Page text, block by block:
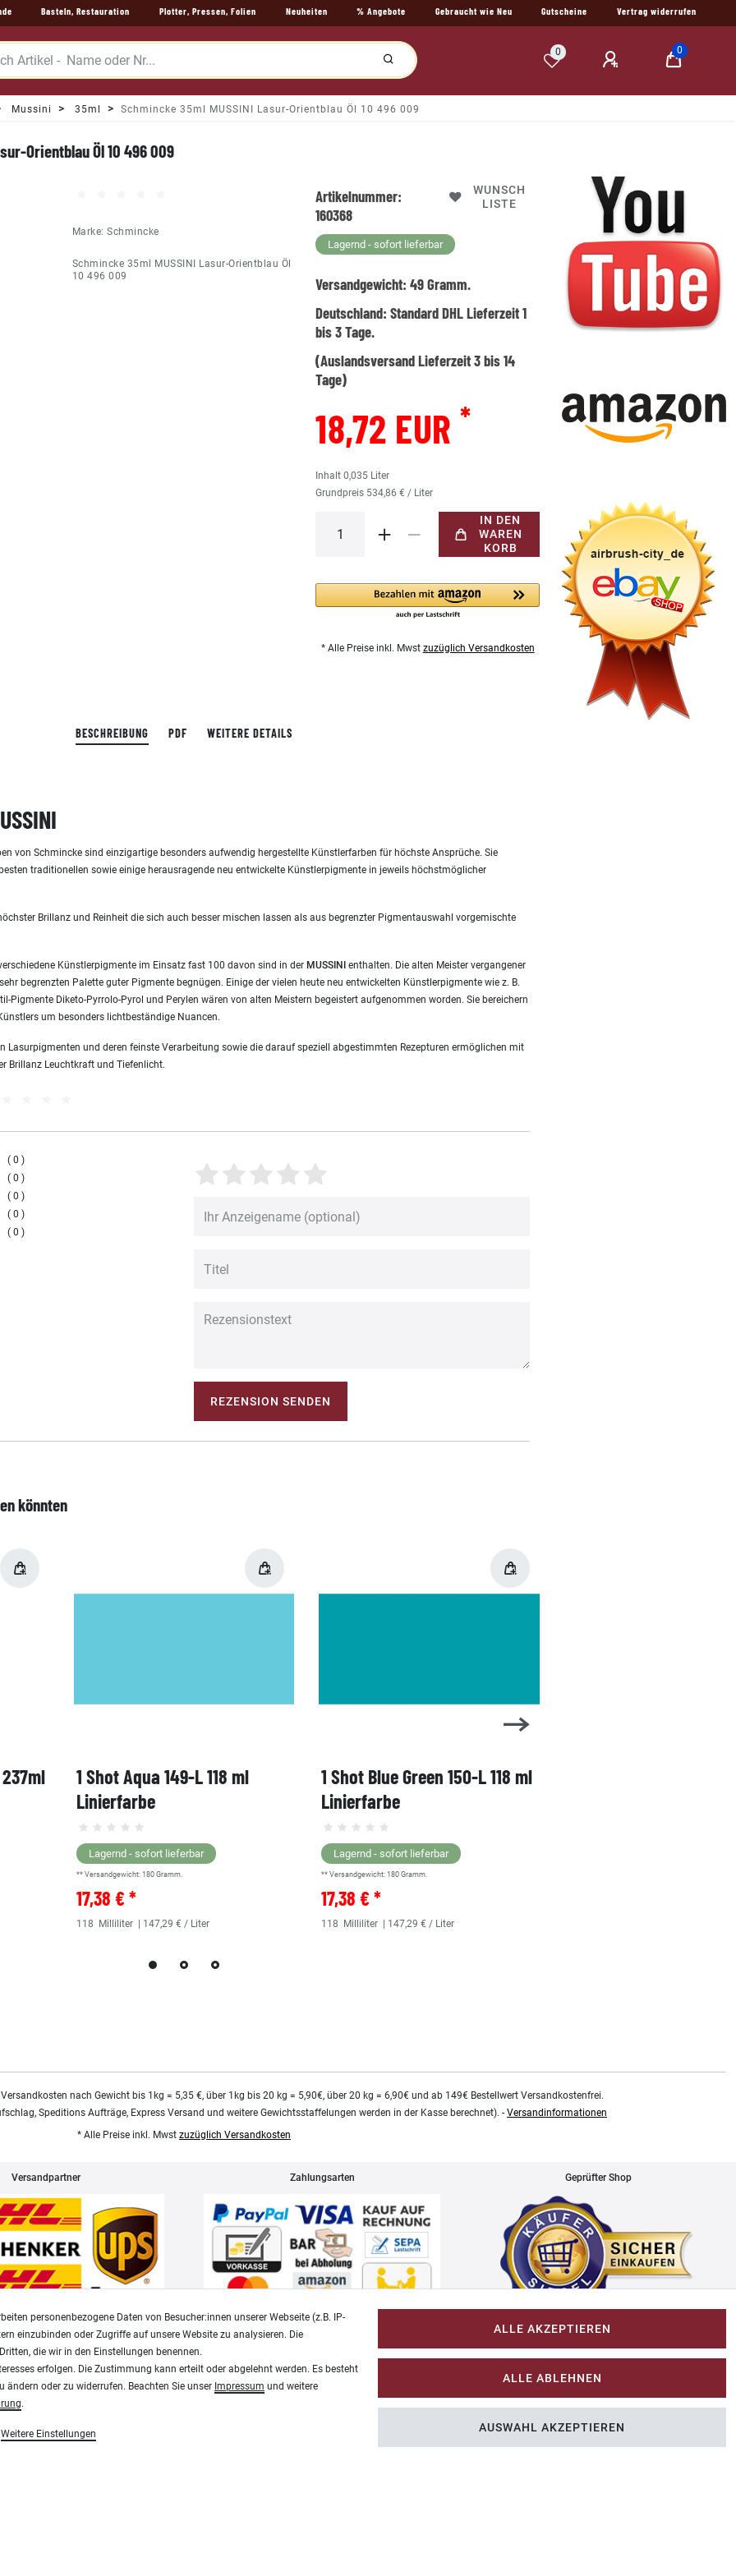
Basteln, Restauration Plotter, Pressen, Folien Neuheiten % Angebote Gebraucht wie Neu Gutscheine Vertrag widerrufen
0 0
Mussini 35ml Schmincke 35ml MUSSINI Lasur-Orientblau Öl 10 496 009
Orientblau Öl 10 496 009
Marke:Schmincke
Schmincke 35ml MUSSINI Lasur-Orientblau Öl
10 496 009
Artikelnummer:
160368
WUNSCH
LISTE
Lagernd - sofort lieferbar
Versandgewicht:49Gramm.
Deutschland:Standard DHL Lieferzeit 1
bis 3 Tage.
(Auslandsversand Lieferzeit 3 bis 14
Tage)
18,72 EUR*
Inhalt0,035 Liter
Grundpreis 534,86 € / Liter
IN DEN
WAREN
KORB
* Alle Preise inkl. Mwst zuzüglich Versandkosten
BESCHREIBUNG PDF WEITERE DETAILS
von Schmincke sind einzigartige besonders aufwendig hergestellte Künstlerfarben für höchste Ansprüche. Sie
traditionellen sowie einige herausragende neu entwickelte Künstlerpigmente in jeweils höchstmöglicher
Brillanz und Reinheit die sich auch besser mischen lassen als aus begrenzter Pigmentauswahl vorgemischte
Künstlerpigmente im Einsatz fast 100 davon sind in der MUSSINI enthalten. Die alten Meister vergangener
begrenzten Palette guter Pigmente begnügen. Einige der vielen heute neu entwickelten Künstlerpigmente wie z. B.
Pigmente Diketo-Pyrrolo-Pyrol und Perylen wären von alten Meistern begeistert aufgenommen worden. Sie bereichern
um besonders lichtbeständige Nuancen.
Lasurpigmenten und deren feinste Verarbeitung sowie die darauf speziell abgestimmten Rezepturen ermöglichen mit
Brillanz Leuchtkraft und Tiefenlicht.
0
0
0
0
0
REZENSION SENDEN
könnten
1 Shot Aqua 149-L 118 ml
Linierfarbe
Lagernd - sofort lieferbar
** Versandgewicht: 180 Gramm.
17,38 € *
118 Milliliter | 147,29 € / Liter
1 Shot Blue Green 150-L 118 ml
Linierfarbe
Lagernd - sofort lieferbar
** Versandgewicht:180 Gramm.
17,38 € *
118 Milliliter | 147,29 € / Liter
nach Gewicht bis 1kg = 5,35 €, über 1kg bis 20 kg = 5,90€, über 20 kg = 6,90€ und ab 149€ Bestellwert Versandkostenfrei.
Speditions Aufträge, Express Versand und weitere Gewichtsstaffelungen werden in der Kasse berechnet). - Versandinformationen
* Alle Preise inkl. Mwst zuzüglich Versandkosten
Versandpartner Zahlungsarten Geprüfter Shop
Impressum
Siebdruck und Plotterfolien
Im-Shop-kaufen.de
personenbezogene Daten von Besucher:innen unserer Webseite (z.B. IP-
einzubinden oder Zugriffe auf unsere Website zu analysieren. Die
die wir in den Einstellungen benennen.
erfolgen. Die Zustimmung kann erteilt oder abgelehnt werden. Es besteht
oder zu widerrufen. Beachten Sie unser Impressum und weitere
.
Weitere Einstellungen
ALLE AKZEPTIEREN
ALLE ABLEHNEN
AUSWAHL AKZEPTIEREN